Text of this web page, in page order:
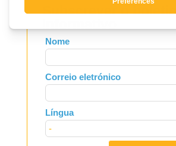
Subscrever o
Leave
this
field
blank
Nome
Correio eletrónico
Língua